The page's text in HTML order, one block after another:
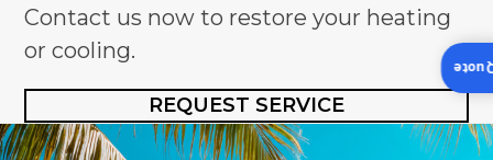
Contact us now to restore your heating
or cooling.
REQUEST SERVICE